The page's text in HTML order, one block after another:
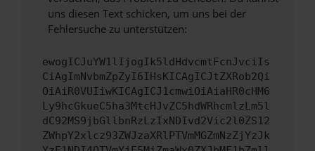
uns diesen Text schicken, um uns bei der
Fehlersuche zu unterstützen:
ewogICJuYW1lIjogIk5ldHdvcmtFcnJvciIs
CiAgImNvbmZpZyI6IHsKICAgICJtZXRob2Qi
OiAiR0VUIiwKICAgICJ1cmwiOiAiaHR0cHM6
Ly9hcGkueC5ha3MtcHJvZC5hdWRhcmlzLm5l
dC92MS9jbGllbnRzLzIxNDIvd2Vic2l0ZS12
ZWhpY2xlcz93ZWJzaXRlPTVmMGZmNzZjYzJk